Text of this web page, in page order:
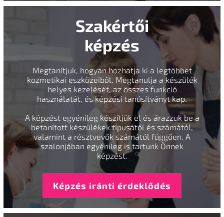
Szakértői
képzés
Megtanítjuk, hogyan hozhatja ki a legtöbbet
kozmetikai eszközeiből. Megtanulja a készülék
helyes kezelését, az összes funkció
használatát, és képzési tanúsítványt kap.
A képzést egyénileg készítjük el és árazzuk be a
betanított készülékek típusától és számától,
valamint a résztvevők számától függően. A
szalonjában egyénileg is tartunk Önnek
képzést.
Képzés iránti érdeklődés